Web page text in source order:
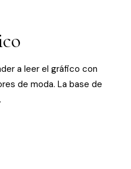
a leer el gráfico con
de moda. La base de